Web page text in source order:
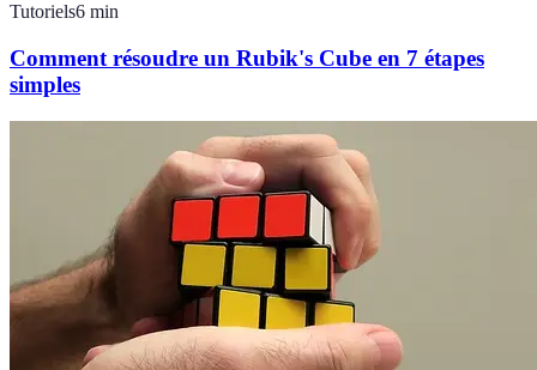
Tutoriels6 min
Comment résoudre un Rubik's Cube en 7 étapes
simples